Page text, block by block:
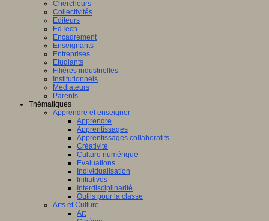
Chercheurs
Collectivités
Editeurs
EdTech
Encadrement
Enseignants
Entreprises
Etudiants
Filières industrielles
Institutionnels
Médiateurs
Parents
Thématiques
Apprendre et enseigner
Apprendre
Apprentissages
Apprentissages collaboratifs
Créativité
Culture numérique
Evaluations
Individualisation
Initiatives
Interdisciplinarité
Outils pour la classe
Arts et Culture
Art